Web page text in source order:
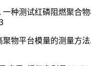
. 一种测试红磷阻燃聚合
物平台模量的测量方法.